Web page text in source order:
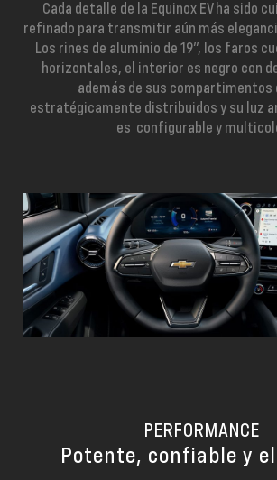
Cada detalle de la Equinox EV ha sido
refinado para transmitir aún más
Los rines de aluminio de 19”, los faros
horizontales, el interior es negro con
además de sus compartimentos
estratégicamente distribuidos y su luz
es configurable y
PERFORMANCE
Potente, confiable y